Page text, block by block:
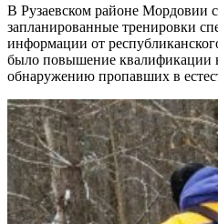
В Рузаевском районе Мордовии
запланированные тренировки
информации от
было повышение квалификации
обнаружению пропавших в